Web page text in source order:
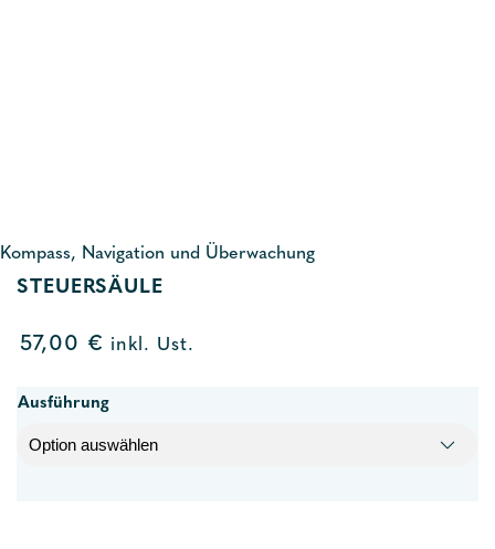
Kompass, Navigation und Überwachung
STEUERSÄULE
57,00 € inkl. Ust.
Ausführung